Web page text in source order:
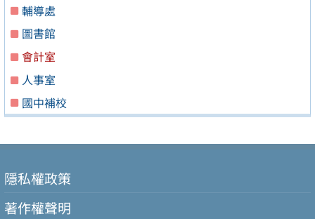
輔導處
圖書館
會計室
人事室
國中補校
隱私權政策
著作權聲明